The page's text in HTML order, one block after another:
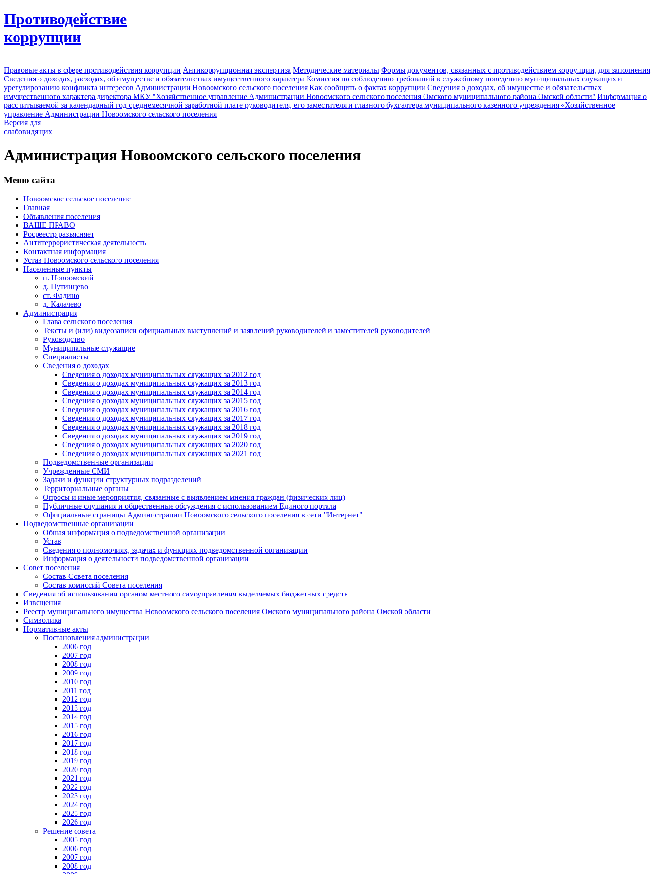
Противодействие
коррупции
Правовые акты в сфере противодействия коррупции Антикоррупционная экспертиза Методические материалы Формы документов, связанных с противодействием коррупции, для заполнения
Сведения о доходах, расходах, об имуществе и обязательствах имущественного характера Комиссия по соблюдению требований к служебному поведению муниципальных служащих и
урегулированию конфликта интересов Администрации Новоомского сельского поселения Как сообщить о фактах коррупции Сведения о доходах, об имуществе и обязательствах
имущественного характера директора МКУ "Хозяйственное управление Администрации Новоомского сельского поселения Омского муниципального района Омской области" Информация о
рассчитываемой за календарный год среднемесячной заработной плате руководителя, его заместителя и главного бухгалтера муниципального казенного учреждения «Хозяйственное
управление Администрации Новоомского сельского поселения
Версия для
слабовидящих
Администрация Новоомского сельского поселения
Меню сайта
Новоомское сельское поселение
Главная
Объявления поселения
ВАШЕ ПРАВО
Росреестр разъясняет
Антитеррористическая деятельность
Контактная информация
Устав Новоомского сельского поселения
Населенные пункты
п. Новоомский
д. Путинцево
ст. Фадино
д. Калачево
Администрация
Глава сельского поселения
Тексты и (или) видеозаписи официальных выступлений и заявлений руководителей и заместителей руководителей
Руководство
Муниципальные служащие
Специалисты
Сведения о доходах
Сведения о доходах муниципальных служащих за 2012 год
Сведения о доходах муниципальных служащих за 2013 год
Сведения о доходах муниципальных служащих за 2014 год
Сведения о доходах муниципальных служащих за 2015 год
Сведения о доходах муниципальных служащих за 2016 год
Сведения о доходах муниципальных служащих за 2017 год
Сведения о доходах муниципальных служащих за 2018 год
Сведения о доходах муниципальных служащих за 2019 год
Сведения о доходах муниципальных служащих за 2020 год
Сведения о доходах муниципальных служащих за 2021 год
Подведомственные организации
Учрежденные СМИ
Задачи и функции структурных подразделений
Территориальные органы
Опросы и иные мероприятия, связанные с выявлением мнения граждан (физических лиц)
Публичные слушания и общественные обсуждения с использованием Единого портала
Официальные страницы Администрации Новоомского сельского поселения в сети "Интернет"
Подведомственные организации
Общая информация о подведомственной организации
Устав
Сведения о полномочиях, задачах и функциях подведомственной организации
Информация о деятельности подведомственной организации
Совет поселения
Состав Совета поселения
Состав комиссий Совета поселения
Сведения об использовании органом местного самоуправления выделяемых бюджетных средств
Извещения
Реестр муниципального имущества Новоомского сельского поселения Омского муниципального района Омской области
Символика
Нормативные акты
Постановления администрации
2006 год
2007 год
2008 год
2009 год
2010 год
2011 год
2012 год
2013 год
2014 год
2015 год
2016 год
2017 год
2018 год
2019 год
2020 год
2021 год
2022 год
2023 год
2024 год
2025 год
2026 год
Решение совета
2005 год
2006 год
2007 год
2008 год